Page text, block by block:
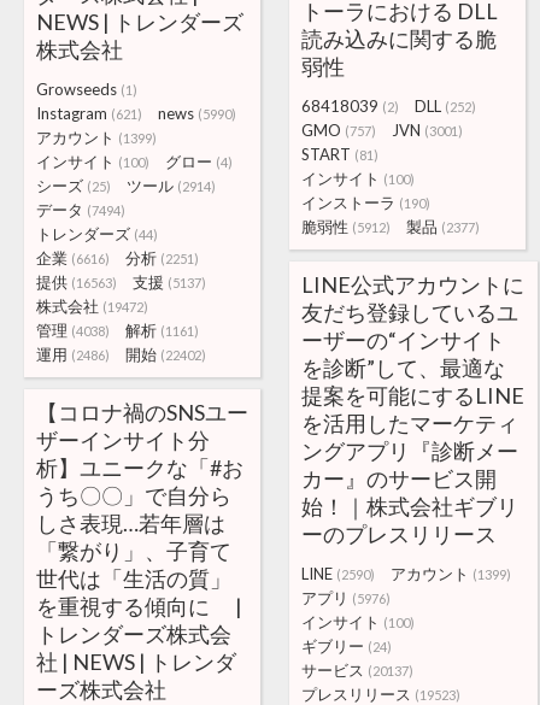
NEWS | トレンダーズ
株式会社
Growseeds (1)
Instagram (621) news (5990)
アカウント (1399)
インサイト (100) グロー (4)
シーズ (25) ツール (2914)
データ (7494)
トレンダーズ (44)
企業 (6616) 分析 (2251)
提供 (16563) 支援 (5137)
株式会社 (19472)
管理 (4038) 解析 (1161)
運用 (2486) 開始 (22402)
トーラにおける DLL
読み込みに関する脆
弱性
68418039 (2) DLL (252)
GMO (757) JVN (3001)
START (81)
インサイト (100)
インストーラ (190)
脆弱性 (5912) 製品 (2377)
LINE公式アカウントに
友だち登録しているユ
ーザーの“インサイト
を診断”して、最適な
提案を可能にするLINE
を活用したマーケティ
ングアプリ『診断メー
カー』のサービス開
始！｜株式会社ギブリ
ーのプレスリリース
LINE (2590) アカウント (1399)
アプリ (5976)
インサイト (100)
ギブリー (24)
サービス (20137)
プレスリリース (19523)
【コロナ禍のSNSユー
ザーインサイト分
析】ユニークな「#お
うち〇〇」で自分ら
しさ表現…若年層は
「繋がり」、子育て
世代は「生活の質」
を重視する傾向に |
トレンダーズ株式会
社 | NEWS | トレンダ
ーズ株式会社